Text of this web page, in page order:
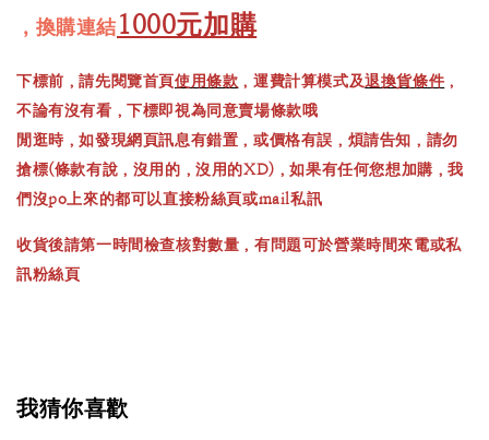
，換購連結1000元加購
下標前，請先閱覽首頁使用條款 ，運費計算模式及退換貨條件 ，
不論有沒有看，下標即視為同意賣場條款哦
閒逛時，如發現網頁訊息有錯置，或價格有誤，煩請告知，請勿
搶標(條款有說，沒用的，沒用的XD)，如果有任何您想加購，我
們沒po上來的都可以直接粉絲頁或mail私訊
收貨後請第一時間檢查核對數量，有問題可於營業時間來電或私
訊粉絲頁
我猜你喜歡